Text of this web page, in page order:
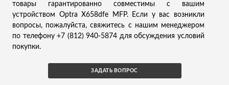
товары гарантированно совместимы с вашим
устройством Optra X658dfe MFP. Если у вас возникли
вопросы, пожалуйста, свяжитесь с нашим менеджером
по телефону +7 (812) 940-5874 для обсуждения условий
покупки.
ЗАДАТЬ ВОПРОС